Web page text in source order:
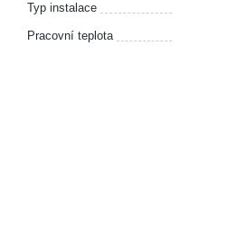
Typ instalace
Pracovní teplota